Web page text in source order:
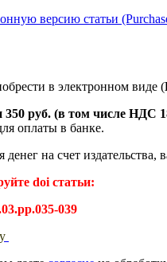
версию статьи
в электронном виде (
350 руб. (в том числе НДС
оплаты в банке.
на счет
doi статьи:
039